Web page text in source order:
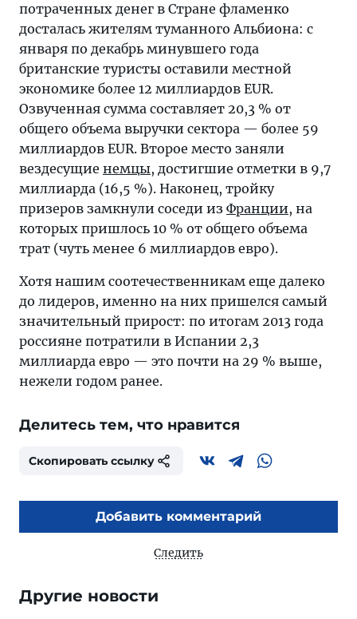
потраченных денег в Стране фламенко
досталась жителям туманного Альбиона: с
января по декабрь минувшего года
британские туристы оставили местной
экономике более 12 миллиардов EUR.
Озвученная сумма составляет 20,3 % от
общего объема выручки сектора — более 59
миллиардов EUR. Второе место заняли
вездесущие немцы, достигшие отметки в 9,7
миллиарда (16,5 %). Наконец, тройку
призеров замкнули соседи из Франции, на
которых пришлось 10 % от общего объема
трат (чуть менее 6 миллиардов евро).
Хотя нашим соотечественникам еще далеко
до лидеров, именно на них пришелся самый
значительный прирост: по итогам 2013 года
россияне потратили в Испании 2,3
миллиарда евро — это почти на 29 % выше,
нежели годом ранее.
Делитесь тем, что нравится
Скопировать ссылку
Добавить комментарий
Следить
Другие новости